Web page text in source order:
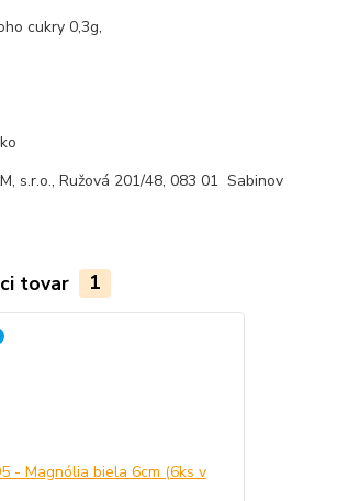
cukry 0,3g,
s.r.o., Ružová 201/48, 083 01 Sabinov
tovar 1